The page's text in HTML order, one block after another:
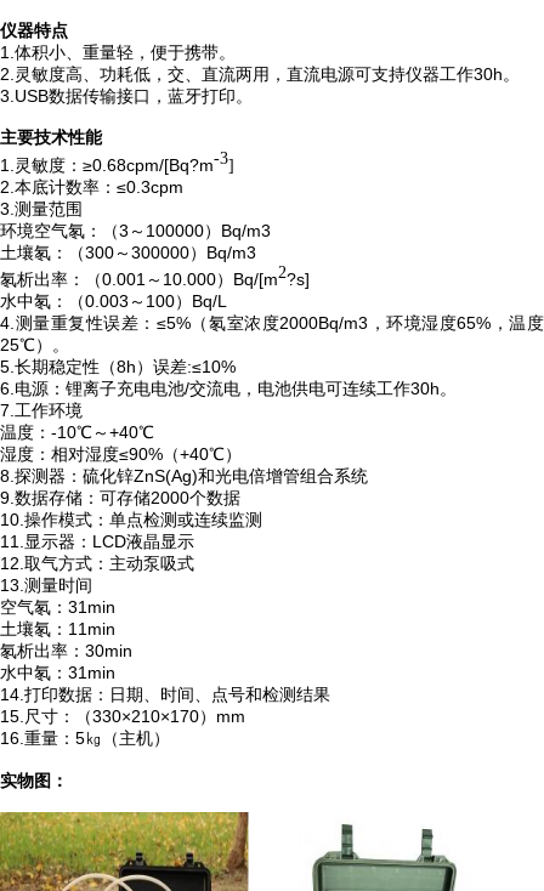
仪器特点
1. 体积小、重量轻，便于携带。
2. 灵敏度高、功耗低，交、直流两用，直流电源可支持仪器工作30h。
3.USB数据传输接口，蓝牙打印。
主要技术性能
1. 灵敏度： ≥0.68cpm/[Bq?m-3]
2. 本底计数率： ≤0.3cpm
3. 测量范围
环境空气氡：（3 ～ 100000） Bq/m3
土壤氡：（300～300000） Bq/m3
氡析出率：（0.001～ 10.000） Bq/[m2?s]
水中氡：（0.003 ～ 100） Bq/L
4.测量重复性误差： ≤5%（氡室浓度2000Bq/m3 ，环境湿度65% ，温度
25℃）。
5.长期稳定性（8h）误差:≤10%
6.电源：锂离子充电电池/交流电，电池供电可连续工作30h。
7.工作环境
温度： -10℃～+40℃
湿度：相对湿度≤90% （+40℃）
8.探测器：硫化锌ZnS(Ag)和光电倍增管组合系统
9.数据存储：可存储2000个数据
10.操作模式：单点检测或连续监测
11.显示器： LCD液晶显示
12.取气方式：主动泵吸式
13.测量时间
空气氡： 31min
土壤氡： 11min
氡析出率： 30min
水中氡： 31min
14.打印数据：日期、时间、点号和检测结果
15.尺寸：（330×210×170） mm
16.重量： 5㎏（主机）
实物图：